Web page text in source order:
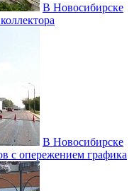
В Новосибирске
В Новосибирске
с опережением графика